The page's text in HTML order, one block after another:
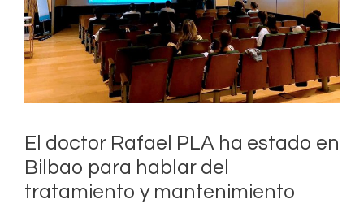
El doctor Rafael PLA ha estado en
Bilbao para hablar del
tratamiento y mantenimiento